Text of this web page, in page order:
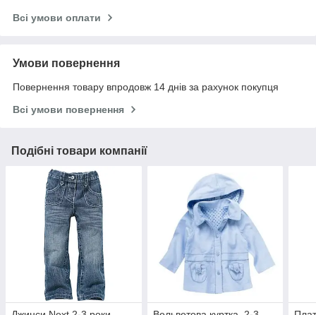
Всі умови оплати
Умови повернення
Повернення товару впродовж 14 днів за рахунок покупця
Всі умови повернення
Подібні товари компанії